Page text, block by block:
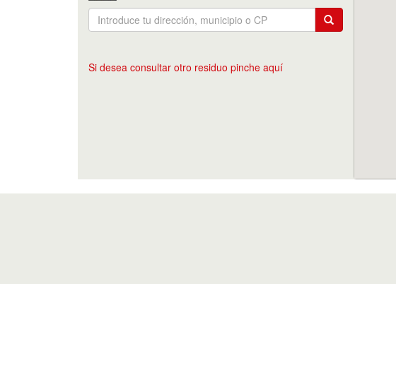
Si desea consultar otro residuo pinche aquí